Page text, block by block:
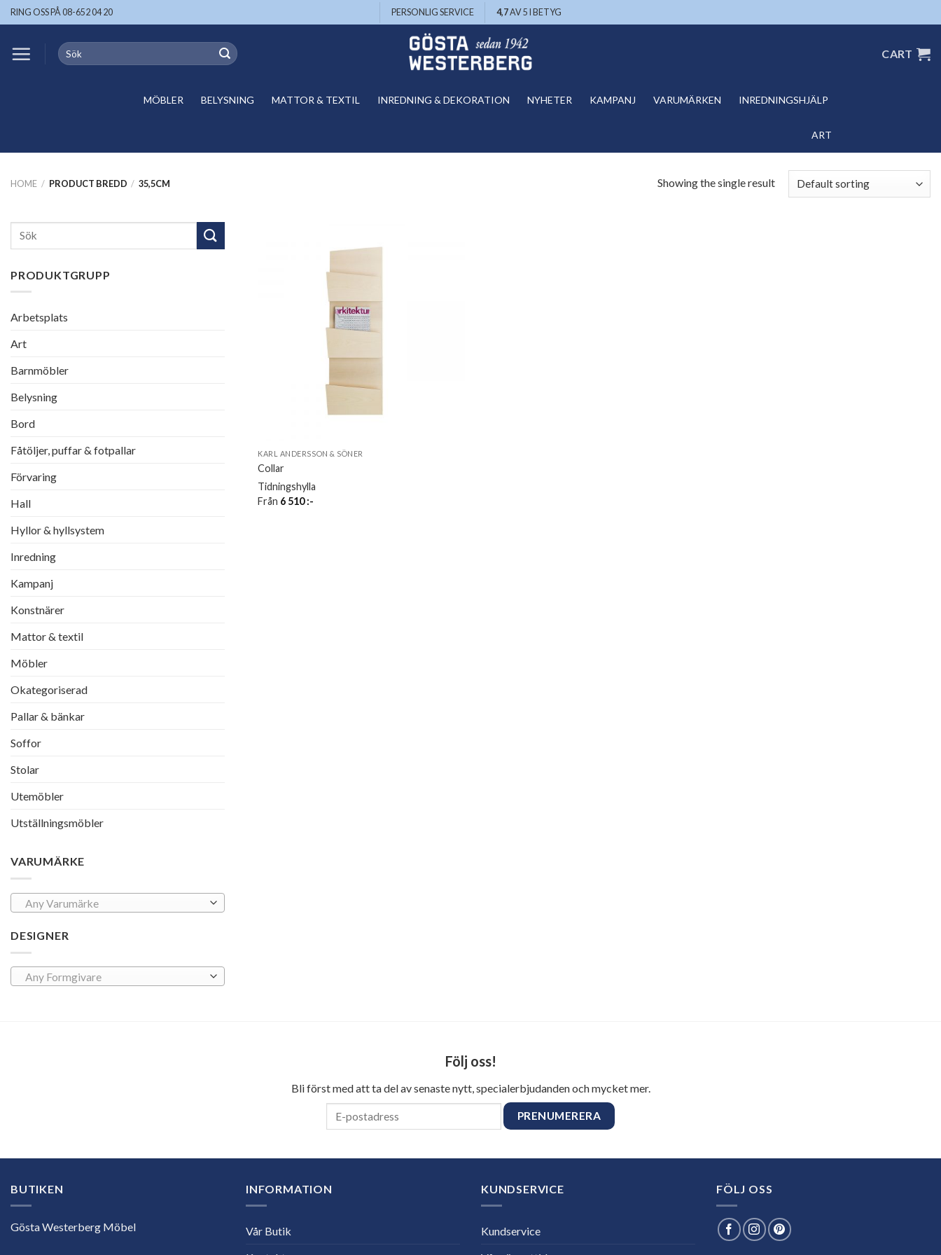
Skip
to
RING OSS PÅ 08-652 04 20 PERSONLIG SERVICE 4,7AV 5 I BETYG
Search
for:
CART
MÖBLER BELYSNING MATTOR & TEXTIL INREDNING & DEKORATION NYHETER KAMPANJ VARUMÄRKEN INREDNINGSHJÄLP
ART
HOME / PRODUCT BREDD / 35,5CM Showing the single result
Search
PRODUKTGRUPP
Arbetsplats
Art
Barnmöbler
Belysning
Bord
Fåtöljer, puffar & fotpallar
Förvaring
Hall
Hyllor & hyllsystem
Inredning
Kampanj
Konstnärer
Mattor & textil
Möbler
Okategoriserad
Pallar & bänkar
Soffor
Stolar
Utemöbler
Utställningsmöbler
VARUMÄRKE
Any Varumärke
DESIGNER
Any Formgivare
KARL ANDERSSON & SÖNER
Collar
Tidningshylla
Från 6 510:-
Följ oss!
Bli först med att ta del av senaste nytt, specialerbjudanden och mycket mer.
BUTIKEN
Gösta Westerberg Möbel
INFORMATION
Vår Butik
KUNDSERVICE
Kundservice
FÖLJ OSS